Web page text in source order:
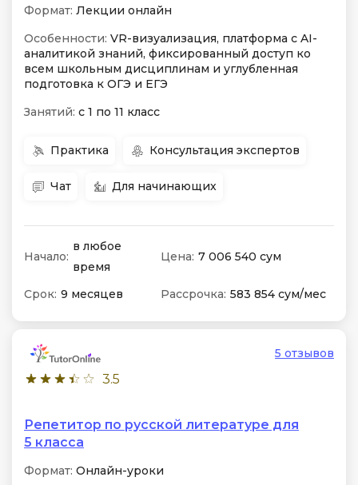
Формат: Лекции онлайн
Особенности: VR-визуализация, платформа с AI-
аналитикой знаний, фиксированный доступ ко
всем школьным дисциплинам и углубленная
подготовка к ОГЭ и ЕГЭ
Занятий: с 1 по 11 класс
Практика Консультация экспертов
Чат Для начинающих
Начало:
в любое
время
Цена: 7 006 540 сум
Срок: 9 месяцев Рассрочка: 583 854 сум/мес
3.5
5 отзывов
Репетитор по русской литературе для
5 класса
Формат: Онлайн-уроки